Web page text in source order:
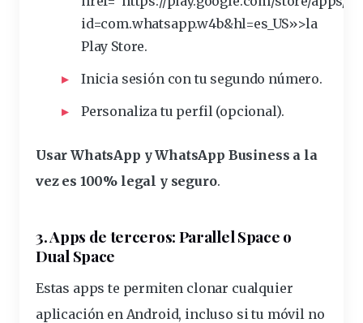
id=com.whatsapp.w4b&hl=es_US»>la
Play Store.
Inicia sesión con tu segundo número.
Personaliza tu perfil (opcional).
Usar WhatsApp y WhatsApp Business a la
vez es 100% legal y seguro.
3. Apps de terceros: Parallel Space o
Dual Space
Estas apps te permiten clonar cualquier
aplicación en Android, incluso si tu móvil no